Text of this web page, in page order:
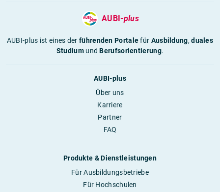
AUBI-plus
AUBI-plus ist eines derführenden Portalefür Ausbildung,duales
StudiumundBerufsorientierung.
AUBI-plus
Über uns
Karriere
Partner
FAQ
Produkte & Dienstleistungen
Für Ausbildungsbetriebe
Für Hochschulen